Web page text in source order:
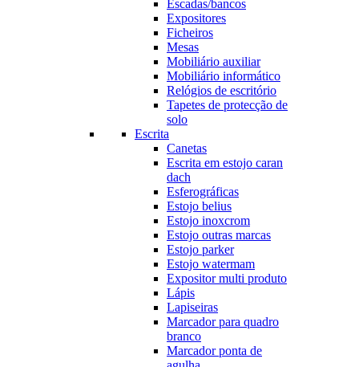
Escadas/bancos
Expositores
Ficheiros
Mesas
Mobiliário auxiliar
Mobiliário informático
Relógios de escritório
Tapetes de protecção de
solo
Escrita
Canetas
Escrita em estojo caran
dach
Esferográficas
Estojo belius
Estojo inoxcrom
Estojo outras marcas
Estojo parker
Estojo watermam
Expositor multi produto
Lápis
Lapiseiras
Marcador para quadro
branco
Marcador ponta de